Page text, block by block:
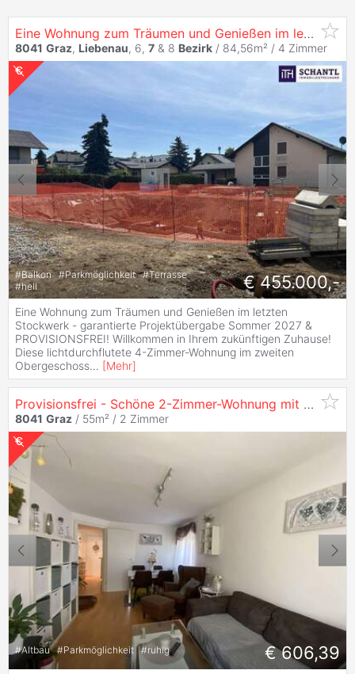
Eine Wohnung zum Träumen und Genießen im letzten Stockwerk - garantierte Projektübergabe SOMMER 2027 & PROVISIONSFREI!
8041 Graz, Liebenau, 6, 7 & 8 Bezirk / 84,56m² / 4 Zimmer
#Balkon #Parkmöglichkeit #Terrasse
#hell € 455.000,-
Eine Wohnung zum Träumen und Genießen im letzten
Stockwerk - garantierte Projektübergabe Sommer 2027 &
PROVISIONSFREI! Willkommen in Ihrem zukünftigen Zuhause!
Diese lichtdurchflutete 4-Zimmer-Wohnung im zweiten
Obergeschoss... [Mehr]
Provisionsfrei - Schöne 2-Zimmer-Wohnung mit Extra Küche im Beliebten
8041 Graz / 55m² / 2 Zimmer
#Altbau #Parkmöglichkeit #ruhig € 606,39